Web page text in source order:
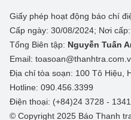
Giấy phép hoạt động báo chí
Cấp ngày: 30/08/2024; Nơi
Tổng Biên tập: Nguyễn Tuấn
Email:
Địa chỉ tòa soạn: 100 Tô Hiệu,
Hotline: 090.456.3399
Điện thoại: (+84)24 3728 -
© Copyright 2025 Báo Thanh